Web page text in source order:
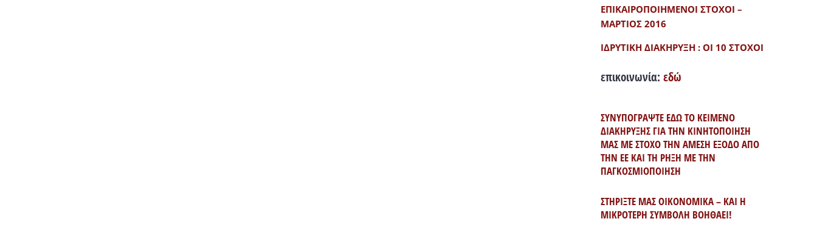
ΕΠΙΚΑΙΡΟΠΟΙΗΜΕΝΟΙ ΣΤΟΧΟΙ –
ΜΑΡΤΙΟΣ 2016
ΙΔΡΥΤΙΚΗ ΔΙΑΚΗΡΥΞΗ : ΟΙ 10 ΣΤΟΧΟΙ
επικοινωνία: εδώ
ΣΥΝΥΠΟΓΡΑΨΤΕ ΕΔΩ ΤΟ ΚΕΙΜΕΝΟ
ΔΙΑΚΗΡΥΞΗΣ ΓΙΑ ΤΗΝ ΚΙΝΗΤΟΠΟΙΗΣΗ
ΜΑΣ ΜΕ ΣΤΟΧΟ ΤΗΝ ΑΜΕΣΗ ΕΞΟΔΟ ΑΠΟ
ΤΗΝ ΕΕ ΚΑΙ ΤΗ ΡΗΞΗ ΜΕ ΤΗΝ
ΠΑΓΚΟΣΜΙΟΠΟΙΗΣΗ
ΣΤΗΡΙΞΤΕ ΜΑΣ ΟΙΚΟΝΟΜΙΚΑ – ΚΑΙ Η
ΜΙΚΡΟΤΕΡΗ ΣΥΜΒΟΛΗ ΒΟΗΘΑΕΙ!